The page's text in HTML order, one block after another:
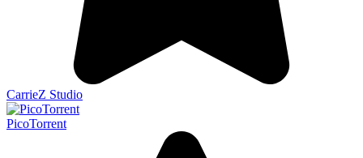
CarrieZ Studio
PicoTorrent